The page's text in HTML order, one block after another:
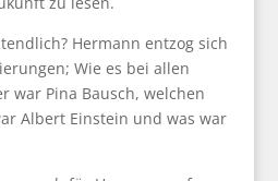
Hermann entzog sich
Wie es bei allen
war Pina Bausch, welchen
Albert Einstein und was war